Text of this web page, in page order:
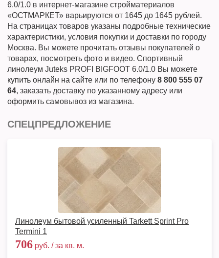
6.0/1.0 в интернет-магазине стройматериалов
«ОСТМАРКЕТ» варьируются от 1645 до 1645 рублей.
На страницах товаров указаны подробные технические
характеристики, условия покупки и доставки по городу
Москва. Вы можете прочитать отзывы покупателей о
товарах, посмотреть фото и видео. Спортивный
линолеум Juteks PROFI BIGFOOT 6.0/1.0 Вы можете
купить онлайн на сайте или по телефону 8 800 555 07
64, заказать доставку по указанному адресу или
оформить самовывоз из магазина.
СПЕЦПРЕДЛОЖЕНИЕ
Линолеум бытовой усиленный Tarkett Sprint Pro
Termini 1
706 руб. / за кв. м.